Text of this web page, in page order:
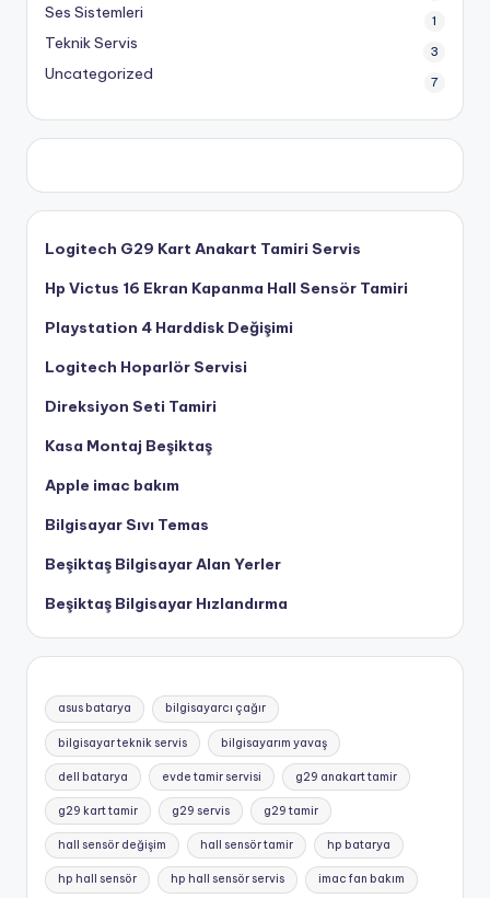
Ses Sistemleri 1
Teknik Servis 3
Uncategorized 7
Logitech G29 Kart Anakart Tamiri Servis
Hp Victus 16 Ekran Kapanma Hall Sensör Tamiri
Playstation 4 Harddisk Değişimi
Logitech Hoparlör Servisi
Direksiyon Seti Tamiri
Kasa Montaj Beşiktaş
Apple imac bakım
Bilgisayar Sıvı Temas
Beşiktaş Bilgisayar Alan Yerler
Beşiktaş Bilgisayar Hızlandırma
asus batarya bilgisayarcı çağır
bilgisayar teknik servis bilgisayarım yavaş
dell batarya evde tamir servisi g29 anakart tamir
g29 kart tamir g29 servis g29 tamir
hall sensör değişim hall sensör tamir hp batarya
hp hall sensör hp hall sensör servis imac fan bakım